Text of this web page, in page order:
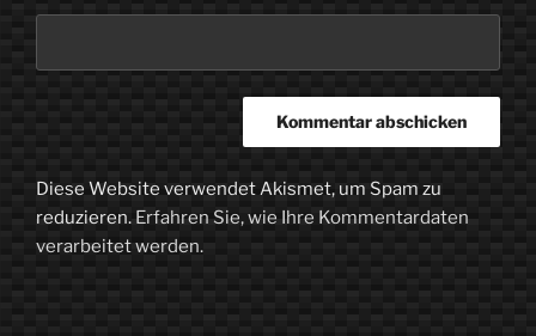
Diese Website verwendet Akismet, um Spam zu
reduzieren. Erfahren Sie, wie Ihre Kommentardaten
verarbeitet werden.